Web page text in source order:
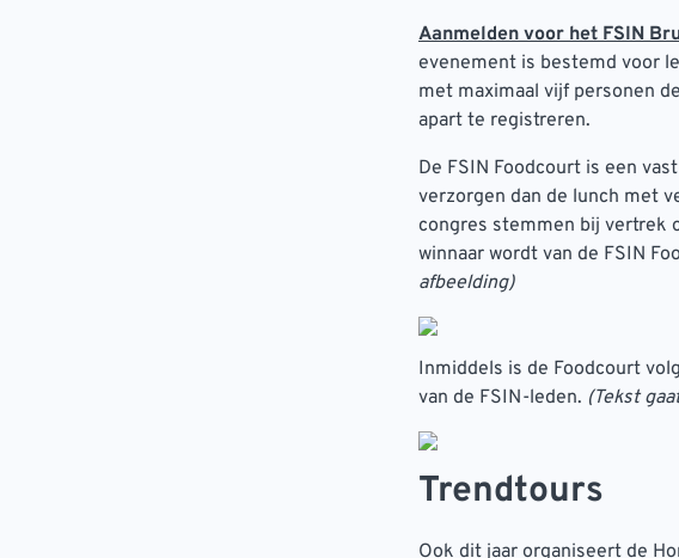
Aanmelden voor het FSIN
evenement is bestemd voor
met maximaal vijf personen
apart te registreren.
De FSIN Foodcourt is een
verzorgen dan de lunch met
congres stemmen bij vertrek
winnaar wordt van de FSIN
afbeelding)
Inmiddels is de Foodcourt
van de FSIN-leden. (Tekst
Trendtours
Ook dit jaar organiseert de